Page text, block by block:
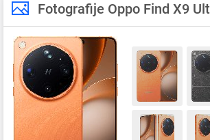
Fotografije Oppo Find X9